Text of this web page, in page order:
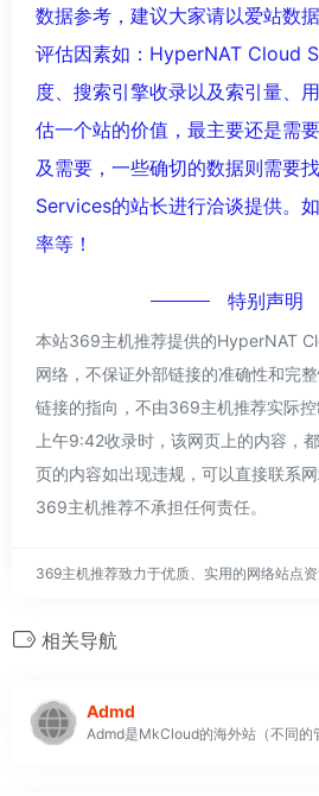
数据参考，建议大家请以爱站数
评估因素如：HyperNAT Cloud
度、搜索引擎收录以及索引量、
估一个站的价值，最主要还是需
及需要，一些确切的数据则需要
Services的站长进行洽谈提供。
率等！
特别声明
本站369主机推荐提供的HyperNAT
网络，不保证外部链接的准确性和完
链接的指向，不由369主机推荐实际
上午9:42收录时，该网页上的内容，
页的内容如出现违规，可以直接联系
369主机推荐不承担任何责任。
369主机推荐致力于优质、实用的网络站点资
相关导航
Admd